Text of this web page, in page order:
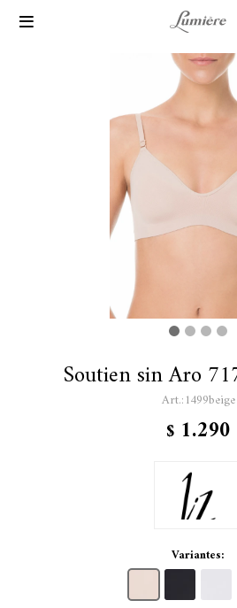

Soutien sin Aro
1499beige
$ 1.290
Variantes: